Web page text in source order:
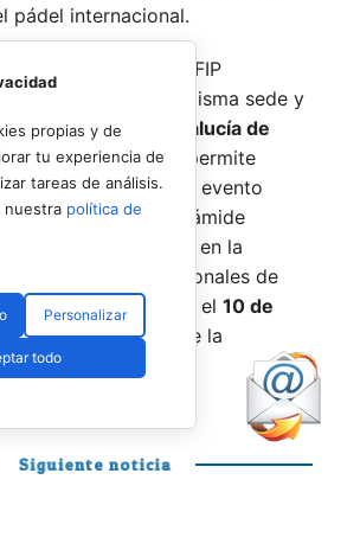
pádel internacional.
al desarrollo del FIP
organizará en la misma sede y
de Andalucía de
. Esta cita paralela permite
benjamín
al evento
así toda la pirámide
plazo para registrarse en la
de los Internacionales de
abierto hasta el 10 de
de la web oficial de la
Siguiente noticia
propias y de
tu experiencia de
tareas de análisis.
nuestra política de
Personalizar
todo